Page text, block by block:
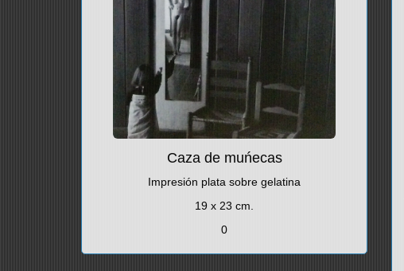
Caza de muńecas
Impresión plata sobre gelatina
19 x 23 cm.
0